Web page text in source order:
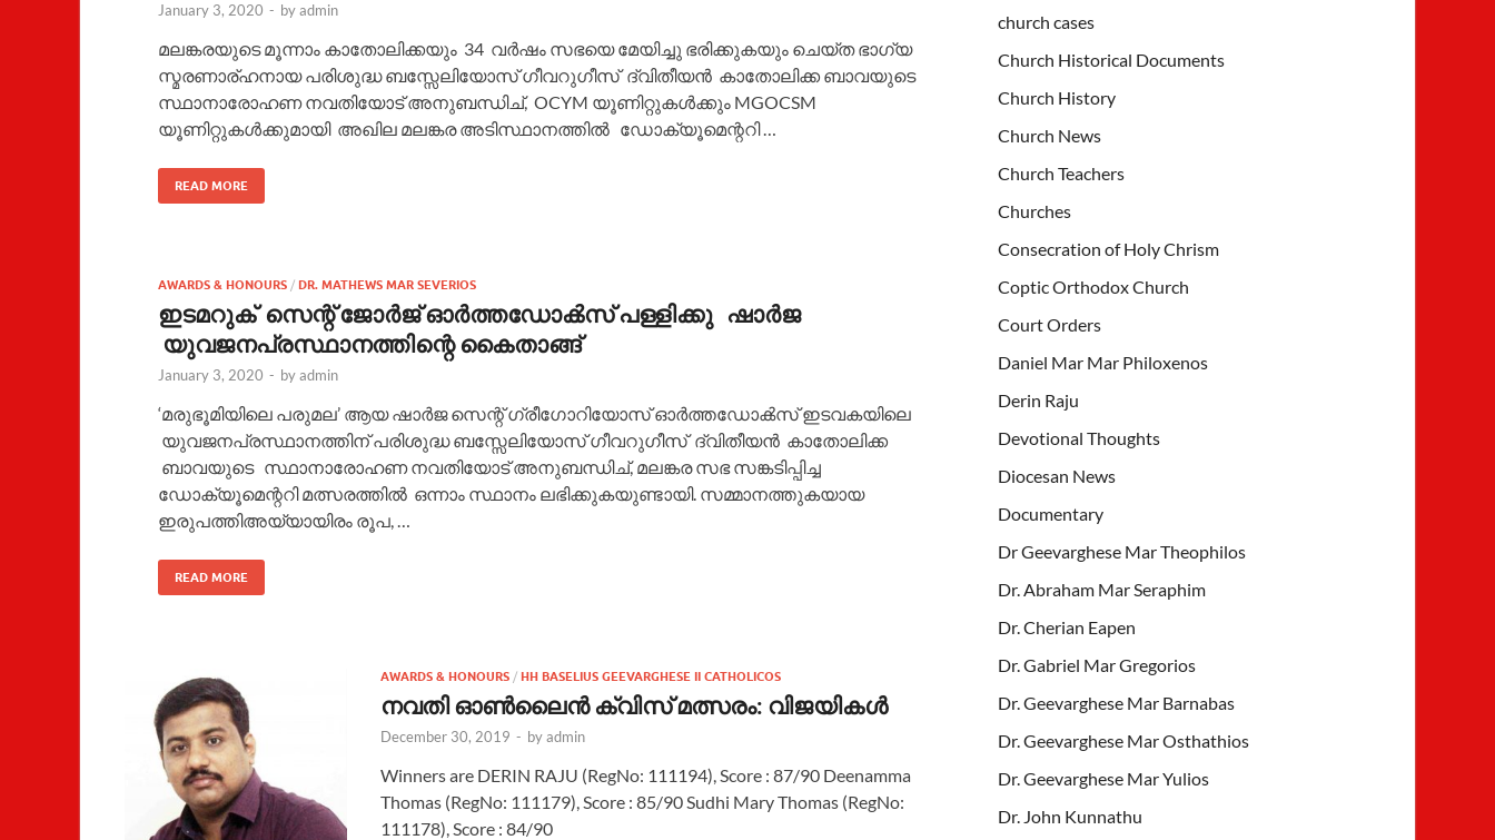
January 3, 2020 - byadmin
മലങ്കരയുടെ മൂന്നാം കാതോലിക്കയും 34 വർഷം സഭയെ മേയിച്ചു ഭരിക്കുകയും ചെയ്ത ഭാഗ്യ
സ്മരണാര്ഹനായ പരിശുദ്ധ ബസ്സേലിയോസ് ഗീവറുഗീസ്‌ ദ്വിതീയൻ കാതോലിക്ക ബാവയുടെ
സ്ഥാനാരോഹണ നവതിയോട് അനുബന്ധിച്, OCYM യൂണിറ്റുകൾക്കും MGOCSM
യൂണിറ്റുകൾക്കുമായി അഖില മലങ്കര അടിസ്ഥാനത്തിൽ ഡോക്യൂമെന്ററി …
READ MORE
AWARDS & HONOURS / DR. MATHEWS MAR SEVERIOS
ഇടമറുക് സെന്റ് ജോർജ് ഓർത്തഡോൿസ് പള്ളിക്കു ഷാർജ
യുവജനപ്രസ്ഥാനത്തിന്റെ കൈതാങ്ങ്
January 3, 2020 - byadmin
‘മരുഭൂമിയിലെ പരുമല’ ആയ ഷാർജ സെന്റ് ഗ്രീഗോറിയോസ് ഓർത്തഡോൿസ്‌ ഇടവകയിലെ
യുവജനപ്രസ്ഥാനത്തിന് പരിശുദ്ധ ബസ്സേലിയോസ് ഗീവറുഗീസ്‌ ദ്വിതീയൻ കാതോലിക്ക
ബാവയുടെ സ്ഥാനാരോഹണ നവതിയോട് അനുബന്ധിച്, മലങ്കര സഭ സങ്കടിപ്പിച്ച
ഡോക്യൂമെന്ററി മത്സരത്തിൽ ഒന്നാം സ്ഥാനം ലഭിക്കുകയുണ്ടായി. സമ്മാനത്തുകയായ
ഇരുപത്തിഅയ്യായിരം രൂപ, …
READ MORE
AWARDS & HONOURS / HH BASELIUS GEEVARGHESE II CATHOLICOS
നവതി ഓൺലൈൻ ക്വിസ് മത്സരം: വിജയികള്‍
December 30, 2019 - byadmin
Winners are DERIN RAJU (RegNo: 111194), Score : 87/90 Deenamma
Thomas (RegNo: 111179), Score : 85/90 Sudhi Mary Thomas (RegNo:
111178), Score : 84/90
church cases
Church Historical Documents
Church History
Church News
Church Teachers
Churches
Consecration of Holy Chrism
Coptic Orthodox Church
Court Orders
Daniel Mar Mar Philoxenos
Derin Raju
Devotional Thoughts
Diocesan News
Documentary
Dr Geevarghese Mar Theophilos
Dr. Abraham Mar Seraphim
Dr. Cherian Eapen
Dr. Gabriel Mar Gregorios
Dr. Geevarghese Mar Barnabas
Dr. Geevarghese Mar Osthathios
Dr. Geevarghese Mar Yulios
Dr. John Kunnathu